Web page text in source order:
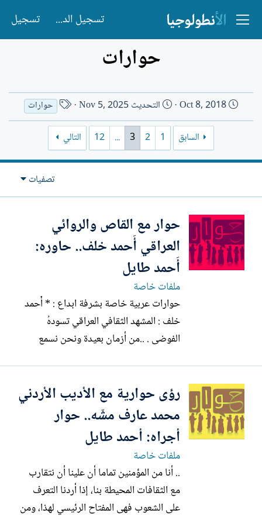
تسجيل الدخول تسجيل
حوارات
ت
ا
خ
ن
ش
ا
ء
Oct 8, 2018 التحديثNov 5, 2025
ا
س
م
ا
ل
ك
حوارات
السابق 1
2
3
...
12 التالي
تصفيات
حوار مع القاص والروائي
العراقي أَحمد خلف.. حاوره:
أَحمد طايل
ملفات خاصة
حوارات عربية خاصة بشرفة ابداع : * أَحمد
خلف : المشهد الثقافي العراقي تسودهُ
الفوضى . ..من أزمان بعيدة ونحن نسمع
وكل هذه العواصم هى تعبير عن كامل بلدانها،
ومن خلال علاقات المتعددة مع كتاب
وكاتبات عراقيين أثبتت...
رؤى حوارية مع الأديب الأردني
محمد عارف مشّه.. حوار
أجراه: أحمد طايل
ملفات خاصة
.. أنا من المؤمنين تماما أن علينا أن نتقارب
مع الثقافات المحيطة بنا، إذا أردنا التعرف
على الشعوب فهى المفتاح الرئيسي لهذا، ومن